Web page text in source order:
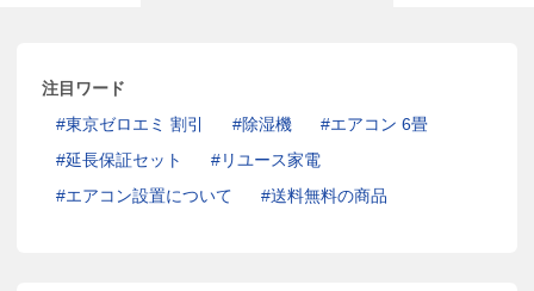
注目ワード
東京ゼロエミ 割引
除湿機
エアコン 6畳
延長保証セット
リユース家電
エアコン設置について
送料無料の商品